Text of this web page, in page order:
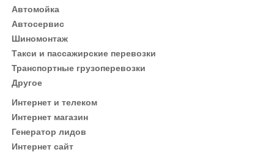
Автомойка
Автосервис
Шиномонтаж
Такси и пассажирские перевозки
Транспортные грузоперевозки
Другое
Интернет и телеком
Интернет магазин
Генератор лидов
Интернет сайт